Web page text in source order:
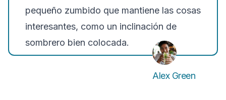
pequeño zumbido que mantiene las cosas
interesantes, como un inclinación de
sombrero bien colocada.
Alex Green